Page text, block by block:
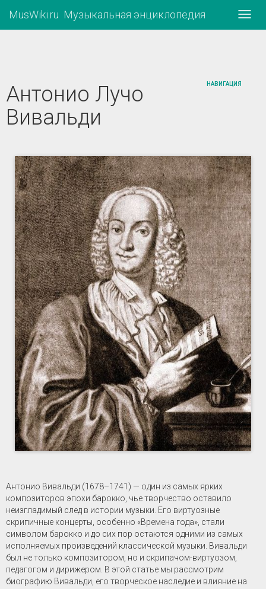
MusWiki.ru Музыкальная энциклопедия
НАВИГАЦИЯ
Антонио Лучо
Вивальди
Антонио Вивальди (1678–1741) — один из самых ярких
композиторов эпохи барокко, чье творчество оставило
неизгладимый след в истории музыки. Его виртуозные
скрипичные концерты, особенно «Времена года», стали
символом барокко и до сих пор остаются одними из самых
исполняемых произведений классической музыки. Вивальди
был не только композитором, но и скрипачом-виртуозом,
педагогом и дирижером. В этой статье мы рассмотрим
биографию Вивальди, его творческое наследие и влияние на